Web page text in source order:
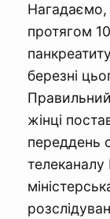
Нагадаємо,
протягом
березні
жінці
переддень
телеканалу